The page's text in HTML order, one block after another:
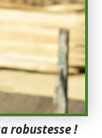
robustesse !